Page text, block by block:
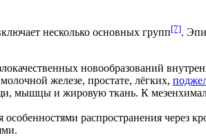
несколько основных групп[7].
новообразований
железе, простате, лёгких,
мышцы и жировую ткань. К
распространения через